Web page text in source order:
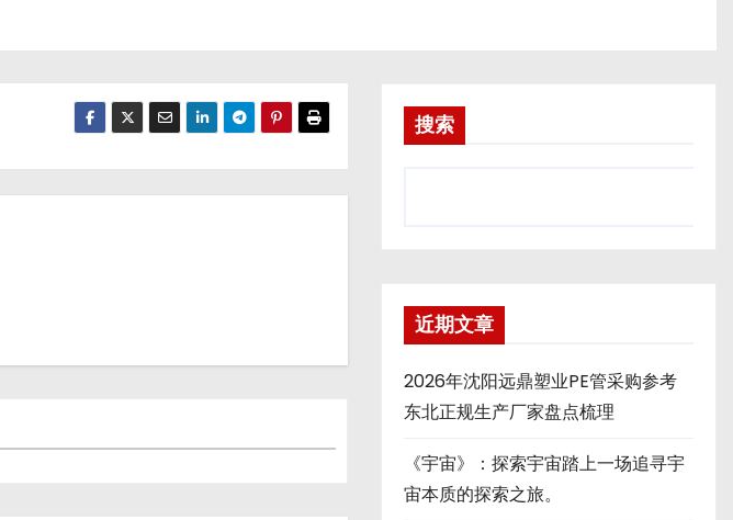
搜索
近期文章
2026年沈阳远鼎塑业PE管采购参考
东北正规生产厂家盘点梳理
《宇宙》：探索宇宙踏上一场追寻宇
宙本质的探索之旅。